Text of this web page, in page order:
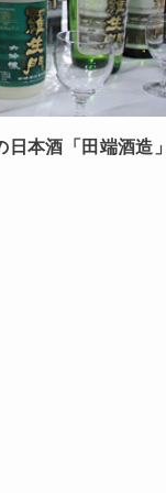
日本酒「田端酒造